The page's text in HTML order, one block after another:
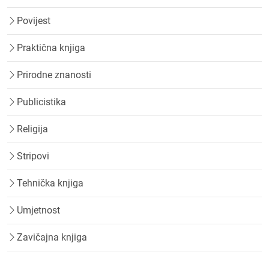
Povijest
Praktična knjiga
Prirodne znanosti
Publicistika
Religija
Stripovi
Tehnička knjiga
Umjetnost
Zavičajna knjiga